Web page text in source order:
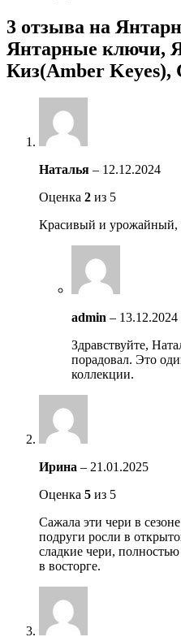
3 отзыва на
Янтарные ключи,
Киз(Amber
Наталья – 12.12.2024
Оценка 2 из 5
Красивый и урожайный,
admin – 13.12.2024
Здравствуйте,
порадовал. Это
коллекции.
Ирина – 21.01.2025
Оценка 5 из 5
Сажала эти чери в
подруги росли в
сладкие чери,
в восторге.